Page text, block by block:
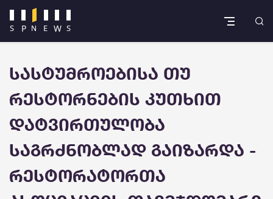
სასტუმროებისა თუ
რესტორნების კუთხით
დატვირთულობა
საგრძნობლად გაიზარდა -
რესტორატორთა